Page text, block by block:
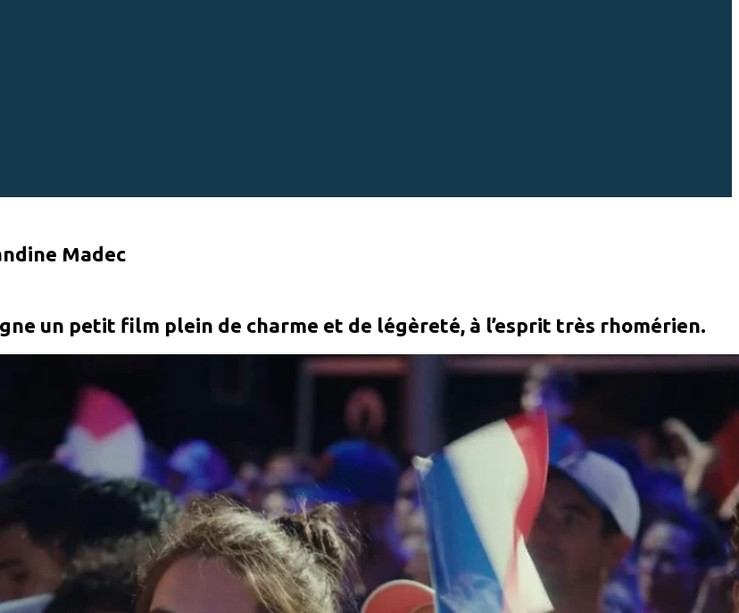
Madec
un petit film plein de charme et de légèreté, à l’esprit très rhomérien.